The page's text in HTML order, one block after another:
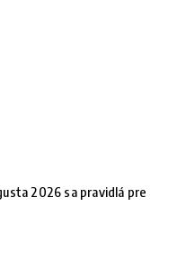
2026 sa pravidlá pre